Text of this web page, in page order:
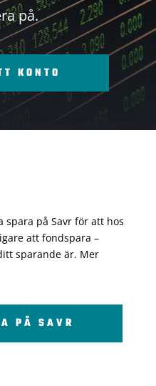
på.
KONTO
på Savr för att hos
att fondspara –
sparande är. Mer
PÅ SAVR